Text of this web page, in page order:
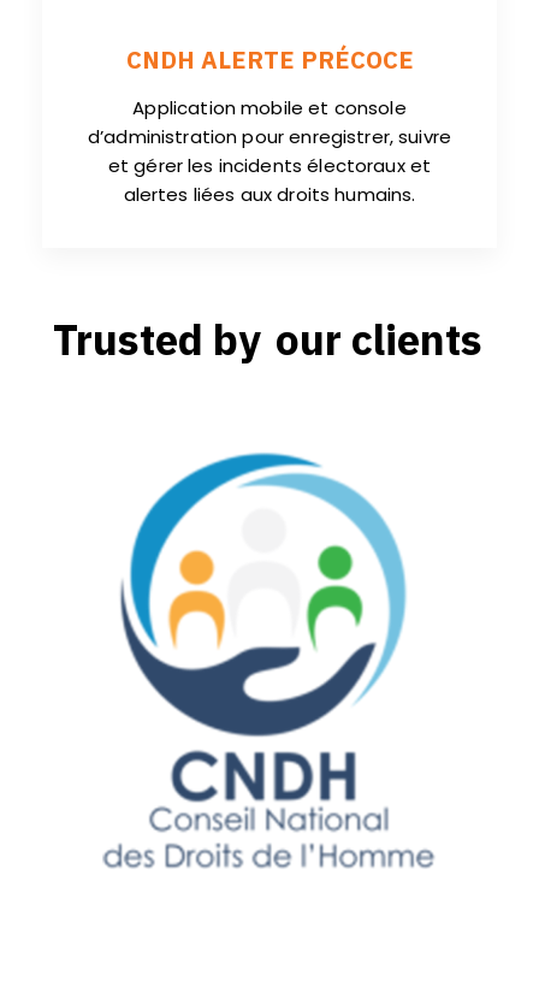
CNDH ALERTE PRÉCOCE
Application mobile et console
d’administration pour enregistrer, suivre
et gérer les incidents électoraux et
alertes liées aux droits humains.
Trusted by our clients